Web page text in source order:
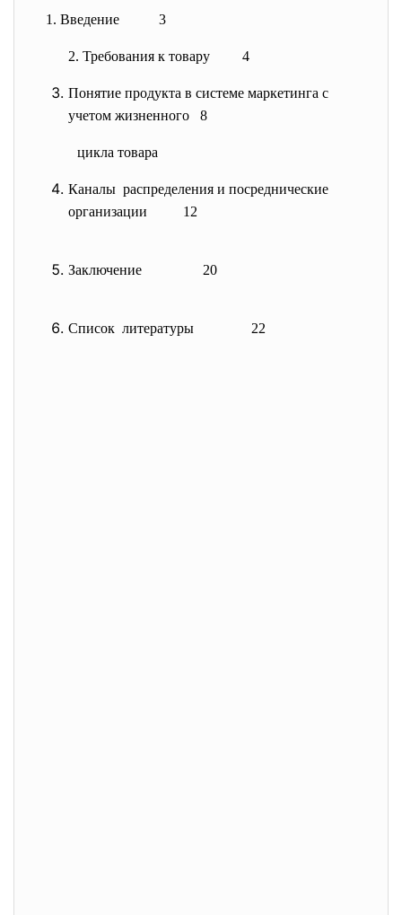
1. Введение 3
2. Требования к товару 4
Понятие продукта в системе маркетинга с
учетом жизненного 8
цикла товара
Каналы распределения и посреднические
организации 12
Заключение 20
Список литературы 22